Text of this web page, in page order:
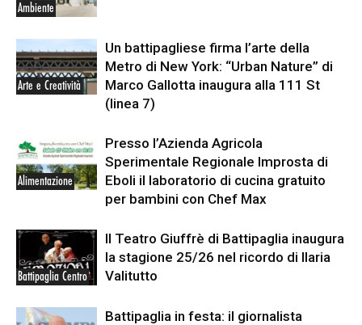
Ambiente
Arte e Creatività
Un battipagliese firma l’arte della
Metro di New York: “Urban Nature” di
Marco Gallotta inaugura alla 111 St
(linea 7)
Alimentazione
Presso l’Azienda Agricola
Sperimentale Regionale Improsta di
Eboli il laboratorio di cucina gratuito
per bambini con Chef Max
Battipaglia Centro
Il Teatro Giuffrè di Battipaglia inaugura
la stagione 25/26 nel ricordo di Ilaria
Valitutto
Battipaglia in festa: il giornalista